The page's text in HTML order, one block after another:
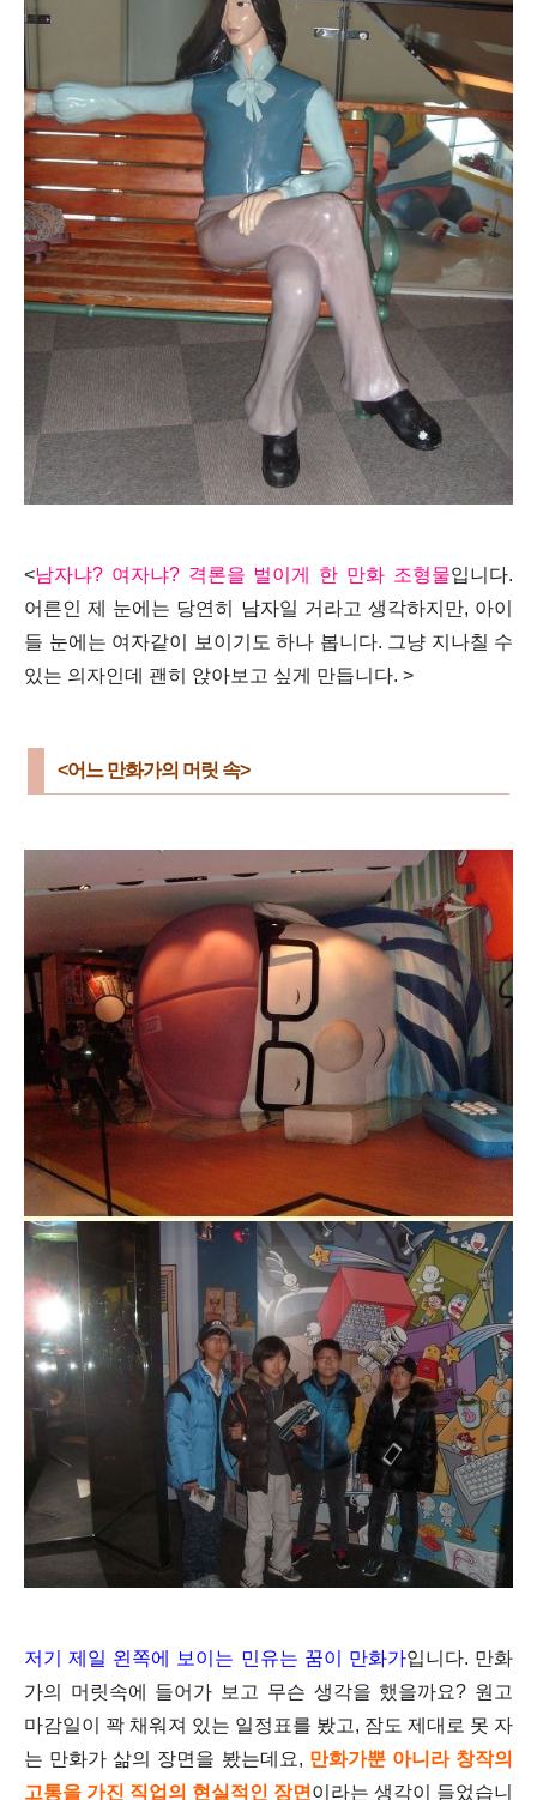
<남자냐? 여자냐? 격론을 벌이게 한 만화 조형물입니다.
어른인 제 눈에는 당연히 남자일 거라고 생각하지만, 아이
들 눈에는 여자같이 보이기도 하나 봅니다. 그냥 지나칠 수
있는 의자인데 괜히 앉아보고 싶게 만듭니다. >
<어느 만화가의 머릿 속>
저기 제일 왼쪽에 보이는 민유는 꿈이 만화가입니다. 만화
가의 머릿속에 들어가 보고 무슨 생각을 했을까요? 원고
마감일이 꽉 채워져 있는 일정표를 봤고, 잠도 제대로 못 자
는 만화가 삶의 장면을 봤는데요, 만화가뿐 아니라 창작의
고통을 가진 직업의 현실적인 장면 이라는 생각이 들었습니